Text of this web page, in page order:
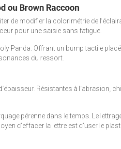
ou Brown Raccoon
de modifier la colorimétrie de
pour une saisie sans fatigue.
Panda. Offrant un bump tactile
du ressort.
Résistantes à
pérenne dans le temps. Le
d’effacer la lettre est d’user le